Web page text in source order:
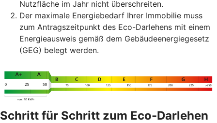
Nutzfläche im Jahr nicht überschreiten.
Der maximale Energiebedarf Ihrer Immobilie muss
zum Antragszeitpunkt des Eco-Darlehens mit einem
Energieausweis gemäß dem Gebäudeenergiegesetz
(GEG) belegt werden.
Schritt für Schritt zum Eco-Darlehen